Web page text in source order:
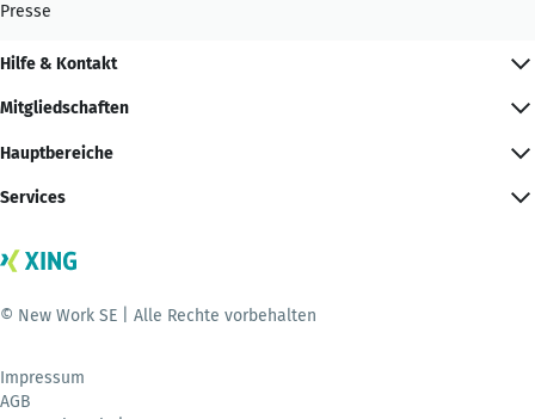
Presse
Hilfe & Kontakt
Mitgliedschaften
Hauptbereiche
Services
© New Work SE | Alle Rechte vorbehalten
Impressum
AGB